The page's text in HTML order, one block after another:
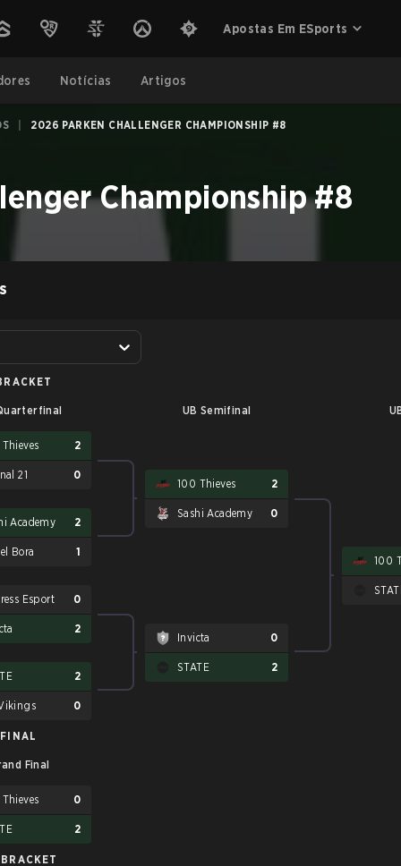
Apostas Em ESports
Notícias Artigos
2026 PARKEN CHALLENGER CHAMPIONSHIP #8
Championship #8
UB Semifinal
2
21 0
Academy 2
Bora 1
Esport 0
2
2
0
100 Thieves 2
Sashi Academy 0
Invicta 0
STATE 2
100
Final
0
2